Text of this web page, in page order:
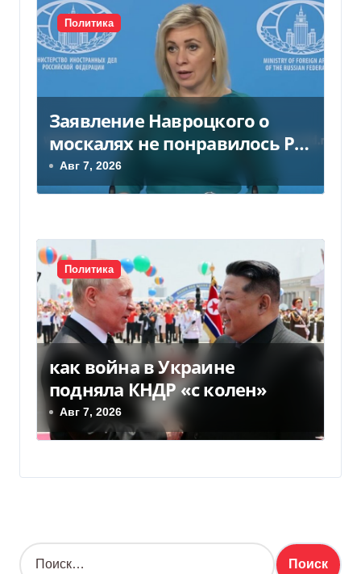
с
я
м
Политика
Заявление Навроцкого о
москалях не понравилось РФ
— видео
Авг 7, 2026
Политика
как война в Украине
подняла КНДР «с колен»
Авг 7, 2026
Н
а